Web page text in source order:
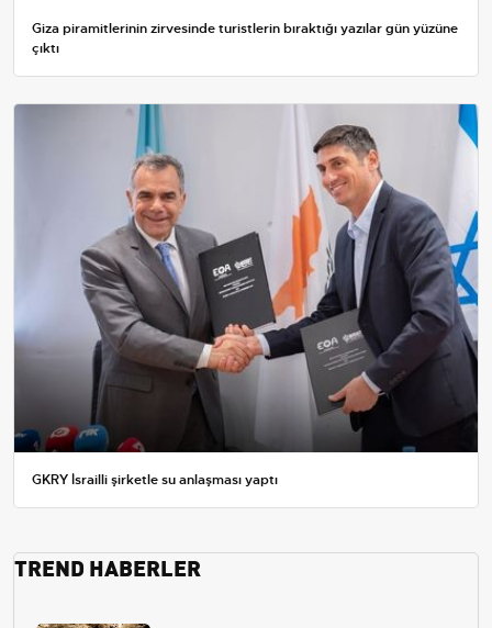
Giza piramitlerinin zirvesinde turistlerin bıraktığı yazılar gün yüzüne
çıktı
GKRY İsrailli şirketle su anlaşması yaptı
TREND HABERLER